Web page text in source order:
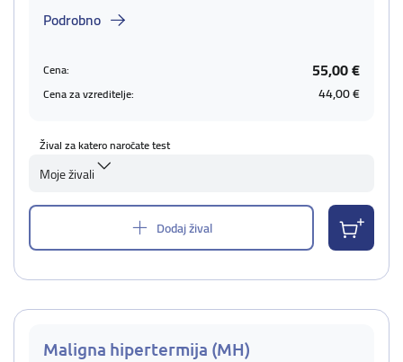
Podrobno
Cena: 55,00 €
Cena za vzreditelje: 44,00 €
Žival za katero naročate test
Moje živali
Dodaj žival
Maligna hipertermija (MH)